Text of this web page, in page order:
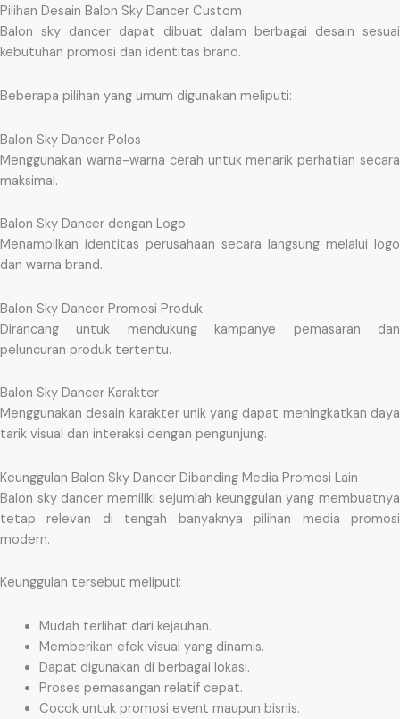
Pilihan Desain Balon Sky Dancer Custom
Balon sky dancer dapat dibuat dalam berbagai desain sesuai
kebutuhan promosi dan identitas brand.
Beberapa pilihan yang umum digunakan meliputi:
Balon Sky Dancer Polos
Menggunakan warna-warna cerah untuk menarik perhatian secara
maksimal.
Balon Sky Dancer dengan Logo
Menampilkan identitas perusahaan secara langsung melalui logo
dan warna brand.
Balon Sky Dancer Promosi Produk
Dirancang untuk mendukung kampanye pemasaran dan
peluncuran produk tertentu.
Balon Sky Dancer Karakter
Menggunakan desain karakter unik yang dapat meningkatkan daya
tarik visual dan interaksi dengan pengunjung.
Keunggulan Balon Sky Dancer Dibanding Media Promosi Lain
Balon sky dancer memiliki sejumlah keunggulan yang membuatnya
tetap relevan di tengah banyaknya pilihan media promosi
modern.
Keunggulan tersebut meliputi:
Mudah terlihat dari kejauhan.
Memberikan efek visual yang dinamis.
Dapat digunakan di berbagai lokasi.
Proses pemasangan relatif cepat.
Cocok untuk promosi event maupun bisnis.